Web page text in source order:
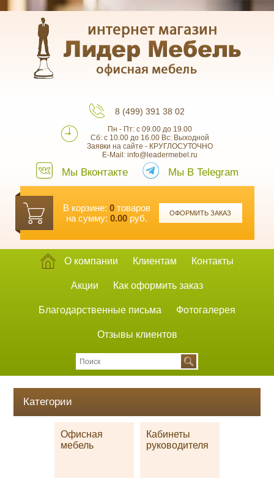
8 (499) 391 38 02
Пн - Пт: с 09.00 до 19.00
Сб: с 10.00 до 16.00 Вс: Выходной
Заявки на сайте - КРУГЛОСУТОЧНО
E-Mail: info@leadermebel.ru
Мы Вконтакте Мы В Telegram
В корзине: 0товаров
на сумму: 0.00 руб. ОФОРМИТЬ ЗАКАЗ
О компании Клиентам Контакты
Акции Как оформить заказ
Благодарственные письма Фотогалерея
Отзывы клиентов
Категории
Офисная
мебель
Кабинеты
руководителя